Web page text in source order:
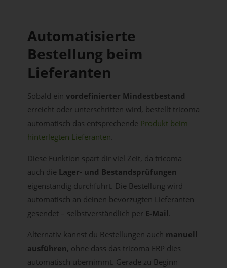
Automatisierte
Bestellung beim
Lieferanten
Sobald ein vordefinierter Mindestbestand
erreicht oder unterschritten wird, bestellt tricoma
automatisch das entsprechende Produkt beim
hinterlegten Lieferanten.
Diese Funktion spart dir viel Zeit, da tricoma
auch die Lager- und Bestandsprüfungen
eigenständig durchführt. Die Bestellung wird
automatisch an deinen bevorzugten Lieferanten
gesendet – selbstverständlich per E-Mail.
Alternativ kannst du Bestellungen auch manuell
ausführen, ohne dass das tricoma ERP dies
automatisch übernimmt. Gerade zu Beginn